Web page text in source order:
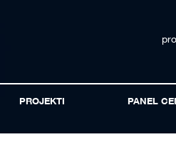
PROJEKTI PANEL